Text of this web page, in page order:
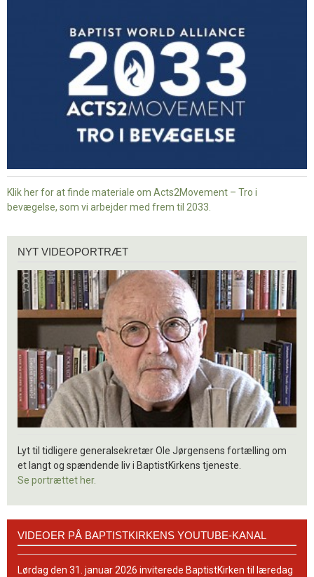
Klik her for at finde materiale om Acts2Movement – Tro i
bevægelse, som vi arbejder med frem til 2033.
videoportræt
NYT VIDEOPORTRÆT
Lyt til tidligere generalsekretær Ole Jørgensens fortælling om
et langt og spændende liv i BaptistKirkens tjeneste.
Se portrættet her.
BaptistKirkens
YouTube-
VIDEOER PÅ BAPTISTKIRKENS YOUTUBE-KANAL
Lørdag den 31. januar 2026 inviterede BaptistKirken til læredag